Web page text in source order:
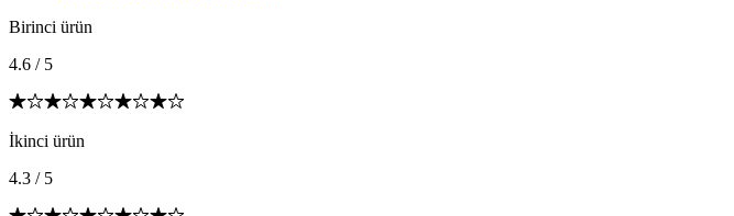
Birinci ürün
4.6 / 5
İkinci ürün
4.3 / 5